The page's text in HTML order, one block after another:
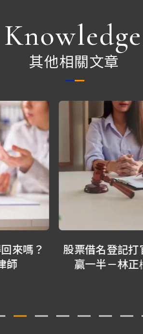
Knowledge
其他相關文章
名登記打官司，聲明寫錯
一半－林正椈律師、林隆鑫